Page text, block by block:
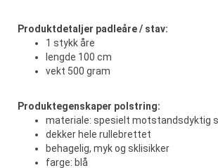
Produktdetaljer padleåre / stav:
1 stykk åre
lengde 100 cm
vekt 500 gram
Produktegenskaper polstring:
materiale: spesielt motstandsdyktig
dekker hele rullebrettet
behagelig, myk og sklisikker
farge: blå